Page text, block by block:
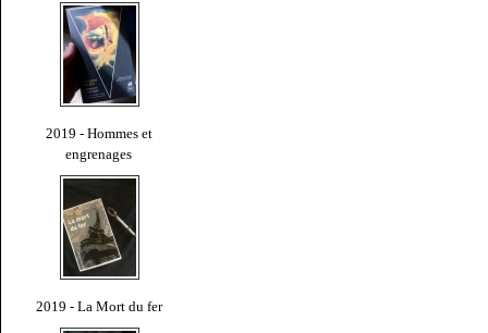
2019 - Hommes et
engrenages
2019 - La Mort du fer